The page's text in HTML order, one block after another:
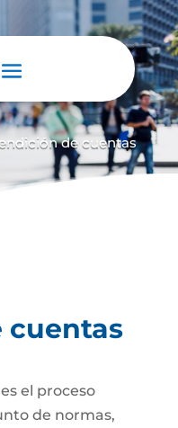
de cuentas
cuentas
es el proceso
de normas,